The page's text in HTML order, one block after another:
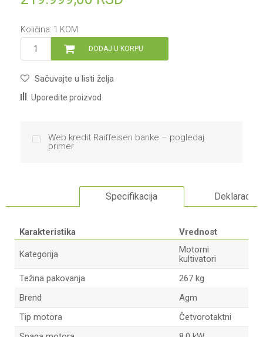
Količina: 1 KOM
DODAJ U KORPU
Sačuvajte u listi želja
Uporedite proizvod
Web kredit Raiffeisen banke – pogledaj
primer
Specifikacija Deklaracija
Karakteristika Vrednost
Kategorija
Motorni
kultivatori
Težina pakovanja
267 kg
Brend
Agm
Tip motora
Četvorotaktni